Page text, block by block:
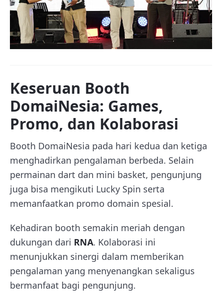
Keseruan Booth
DomaiNesia: Games,
Promo, dan Kolaborasi
Booth DomaiNesia pada hari kedua dan ketiga
menghadirkan pengalaman berbeda. Selain
permainan dart dan mini basket, pengunjung
juga bisa mengikuti Lucky Spin serta
memanfaatkan promo domain spesial.
Kehadiran booth semakin meriah dengan
dukungan dari RNA. Kolaborasi ini
menunjukkan sinergi dalam memberikan
pengalaman yang menyenangkan sekaligus
bermanfaat bagi pengunjung.